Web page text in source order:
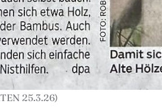
25.3.26)